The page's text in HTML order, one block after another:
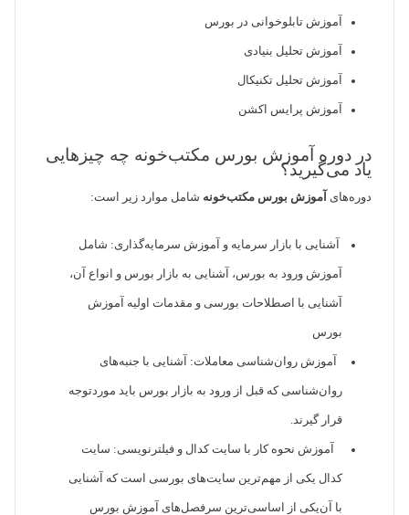
آموزش تابلوخوانی در بورس
آموزش تحلیل بنیادی
آموزش تحلیل تکنیکال
آموزش پرایس اکشن
در دوره آموزش بورس مکتب‌خونه چه چیزهایی
یاد می‌گیرید؟
دوره‌های آموزش بورس مکتب‌خونه شامل موارد زیر است:
آشنایی با بازار سرمایه و آموزش سرمایه‌گذاری: شامل
آموزش ورود به بورس، آشنایی به بازار بورس و انواع آن،
آشنایی با اصطلاحات بورسی و مقدمات اولیه آموزش
بورس
آموزش روان‌شناسی معاملات: آشنایی با جنبه‌های
روان‌شناسی که قبل از ورود به بازار بورس باید موردتوجه
قرار گیرند.
آموزش نحوه کار با سایت کدال و فیلترنویسی: سایت
کدال یکی از مهم‌ترین سایت‌های بورسی است که آشنایی
با آن‌یکی از اساسی‌ترین سرفصل‌های آموزش بورس